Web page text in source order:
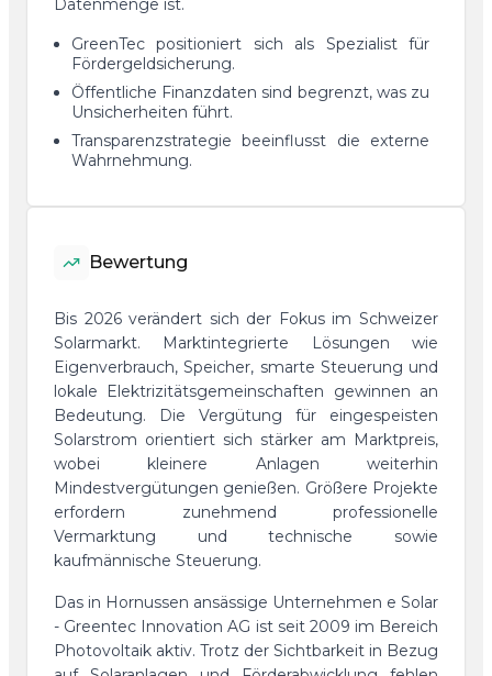
Datenmenge ist.
GreenTec positioniert sich als Spezialist für
Fördergeldsicherung.
Öffentliche Finanzdaten sind begrenzt, was zu
Unsicherheiten führt.
Transparenzstrategie beeinflusst die externe
Wahrnehmung.
Bewertung
Bis 2026 verändert sich der Fokus im Schweizer
Solarmarkt. Marktintegrierte Lösungen wie
Eigenverbrauch, Speicher, smarte Steuerung und
lokale Elektrizitätsgemeinschaften gewinnen an
Bedeutung. Die Vergütung für eingespeisten
Solarstrom orientiert sich stärker am Marktpreis,
wobei kleinere Anlagen weiterhin
Mindestvergütungen genießen. Größere Projekte
erfordern zunehmend professionelle
Vermarktung und technische sowie
kaufmännische Steuerung.
Das in Hornussen ansässige Unternehmen e Solar
- Greentec Innovation AG ist seit 2009 im Bereich
Photovoltaik aktiv. Trotz der Sichtbarkeit in Bezug